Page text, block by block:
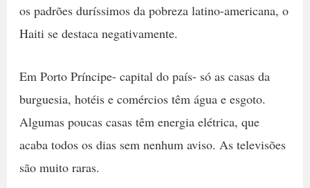
os padrões duríssimos da pobreza latino-americana, o
Haiti se destaca negativamente.
Em Porto Príncipe- capital do país- só as casas da
burguesia, hotéis e comércios têm água e esgoto.
Algumas poucas casas têm energia elétrica, que
acaba todos os dias sem nenhum aviso. As televisões
são muito raras.